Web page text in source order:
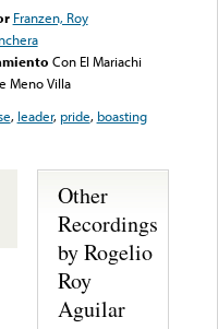
Franzen, Roy
Con El Mariachi
Meno Villa
, leader, pride, boasting
Other
Recordings
by Rogelio
Roy
Aguilar